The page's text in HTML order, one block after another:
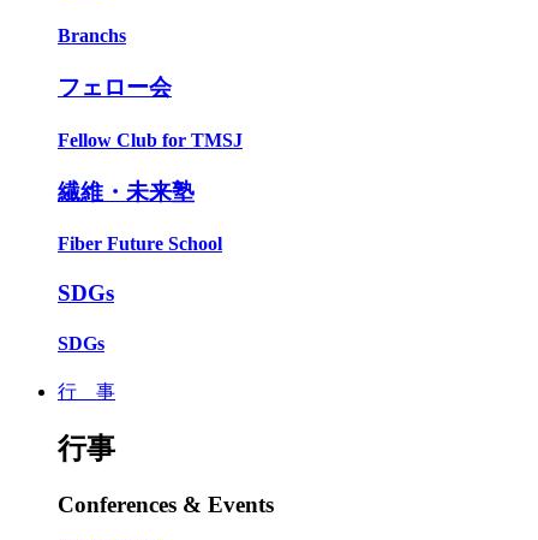
Branchs
フェロー会
Fellow Club for TMSJ
繊維・未来塾
Fiber Future School
SDGs
SDGs
行 事
行事
Conferences & Events